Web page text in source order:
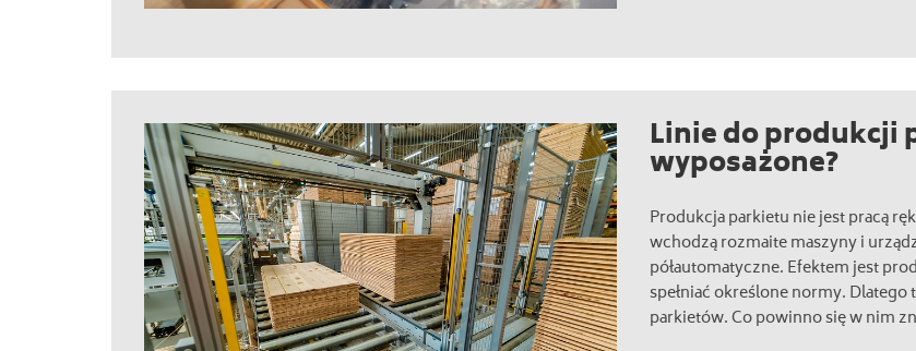
Linie do produkcji
wyposażone?
Produkcja parkietu nie jest pracą
wchodzą rozmaite maszyny i
półautomatyczne. Efektem jest
spełniać określone normy.
parkietów. Co powinno się w nim